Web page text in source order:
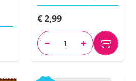
€ 2,99